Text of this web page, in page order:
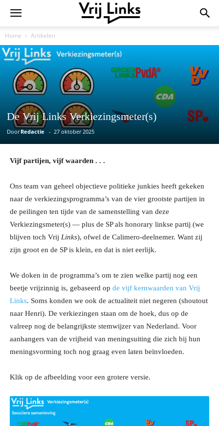
Home Artikelen
De Vrij Links Verkiezingsmeter(s)
Door Redactie - 27 oktober 2025
Vijf partijen, vijf waarden . . .
Ons team van geheel objectieve politieke junkies heeft gekeken
naar de verkiezingsprogramma’s van de vier grootste partijen in
de peilingen ten tijde van de samenstelling van deze
Verkiezingsmeter(s) — plus de SP als honorary linkse partij (we
blijven toch Vrij Links), ofwel de Calimero-deelnemer. Want zij
zijn groot en de SP is klein, en dat is niet eerlijk.
We doken in de programma’s om te zien welke partij nog een
beetje vrijzinnig is, gebaseerd op de vijf kernwaarden van Vrij
Links. Soms konden we ook de actualiteit niet negeren (shoutout
naar Henri). De verkiezingen staan om de hoek, dus op de
valreep nog de belangrijkste stemwijzer van Nederland. Voor
aanhangers van de vrijheid van meningsuiting die zich bij hun
meningsvorming toch nog graag even laten beïnvloeden.
Klik op de afbeelding voor een grotere versie.